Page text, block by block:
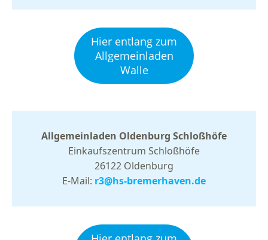
Hier entlang zum
Allgemeinladen
Walle
Allgemeinladen Oldenburg Schloßhöfe
Einkaufszentrum Schloßhöfe
26122 Oldenburg
E-Mail: r3@hs-bremerhaven.de